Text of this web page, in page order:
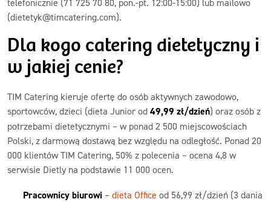
telefonicznie (71 725 70 80, pon.-pt. 12:00-15:00) lub mailowo
(dietetyk@timcatering.com).
Dla kogo catering dietetyczny i
w jakiej cenie?
TIM Catering kieruje ofertę do osób aktywnych zawodowo,
sportowców, dzieci (dieta Junior od 49,99 zł/dzień) oraz osób z
potrzebami dietetycznymi – w ponad 2 500 miejscowościach
Polski, z darmową dostawą bez względu na odległość. Ponad 20
000 klientów TIM Catering, 50% z polecenia – ocena 4,8 w
serwisie Dietly na podstawie 11 000 ocen.
Pracownicy biurowi – dieta Office od 56,99 zł/dzień (3 dania